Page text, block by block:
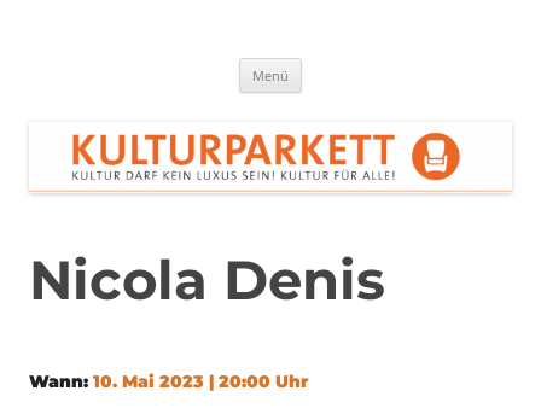
Menü
Nicola Denis
Wann: 10. Mai 2023 | 20:00 Uhr